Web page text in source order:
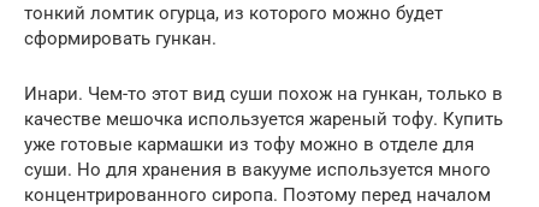
тонкий ломтик огурца, из которого можно будет
сформировать гункан.
Инари. Чем-то этот вид суши похож на гункан, только в
качестве мешочка используется жареный тофу. Купить
уже готовые кармашки из тофу можно в отделе для
суши. Но для хранения в вакууме используется много
концентрированного сиропа. Поэтому перед началом